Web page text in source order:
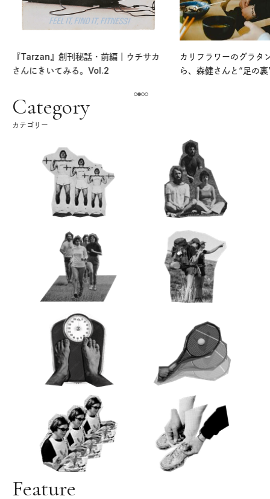
『Tarzan』創刊秘話・前編｜ウチサカ
さんにきいてみる。Vol.2
カリフラワーのグラタ
ら、森健さんと“足の
Category
カテゴリー
Feature